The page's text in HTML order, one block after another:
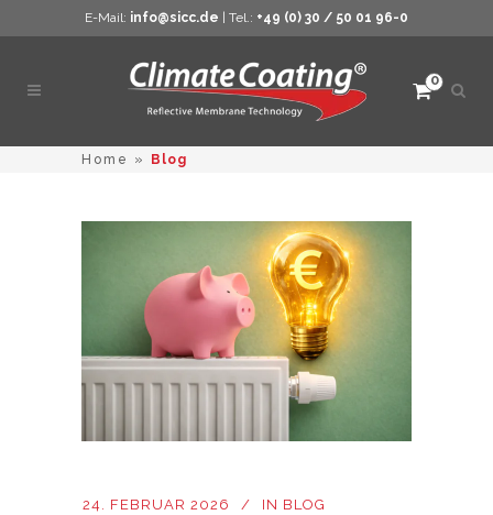
E-Mail: info@sicc.de | Tel.: +49 (0) 30 / 50 01 96-0
0
Home » Blog
24. FEBRUAR 2026 IN BLOG